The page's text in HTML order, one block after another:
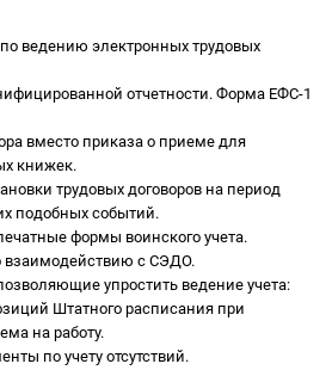
ведению электронных трудовых
отчетности. Форма ЕФС-1
вместо приказа о приеме для
книжек.
трудовых договоров на период
подобных событий.
формы воинского учета.
взаимодействию с СЭДО.
упростить ведение учета:
Штатного расписания при
на работу.
по учету отсутствий.